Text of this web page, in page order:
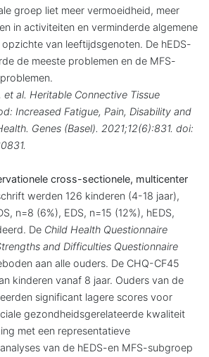
groep liet meer vermoeidheid, meer
in activiteiten en verminderde algemene
van leeftijdsgenoten. De hEDS-
de meeste problemen en de MFS-
et al. Heritable Connective Tissue
Increased Fatigue, Pain, Disability and
Genes (Basel). 2021;12(6):831. doi:
cross-sectionele, multicenter
werden 126 kinderen (4-18 jaar),
n=8 (6%), EDS, n=15 (12%), hEDS,
De Child Health Questionnaire
and Difficulties Questionnaire
aan alle ouders. De CHQ-CF45
kinderen vanaf 8 jaar. Ouders van de
significant lagere scores voor
gezondheidsgerelateerde kwaliteit
met een representatieve
van de hEDS-en MFS-subgroep